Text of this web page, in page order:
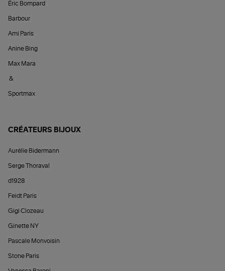
Éric Bompard
Barbour
Ami Paris
Anine Bing
Max Mara
&
Sportmax
CRÉATEURS BIJOUX
Aurélie Bidermann
Serge Thoraval
d1928
Feidt Paris
Gigi Clozeau
Ginette NY
Pascale Monvoisin
Stone Paris